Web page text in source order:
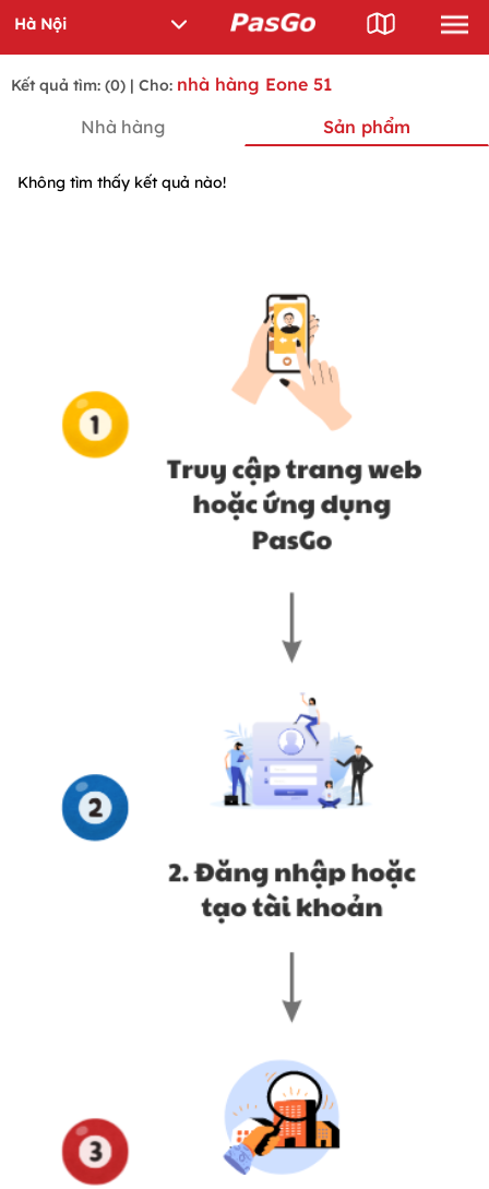
Kết quả tìm: (0) | Cho: nhà hàng Eone 51
Nhà hàng
Sản phẩm
Không tìm thấy kết quả nào!